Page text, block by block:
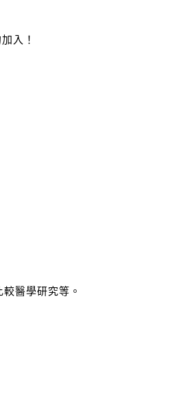
入！
醫學研究等。